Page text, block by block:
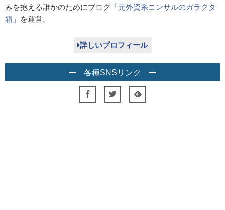
みを抱える誰かのためにブログ 「元外資系コンサルのガラクタ
箱」
を運営。
詳しいプロフィール
各種SNSリンク